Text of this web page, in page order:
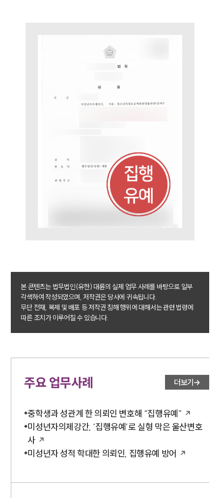
주요 업무사례
사례분석/최신동향
법률지식인
성범죄대응부 업무
전체
구성원 소개
성범죄전문변호사
법률 블로그
법률서식
뉴스레터/브로슈어
세미나
본 콘텐츠는 법무법인(유한) 대륜의 실제 업무 사례를 바탕으로 일부
각색하여 작성되었으며, 저작권은 당사에 귀속됩니다.
무단 전재, 복제 및 배포 등 저작권 침해 행위에 대해서는 관련 법령에
따른 조치가 이루어질 수 있습니다.
주요 업무사례 더보기
중학생과 성관계 한 의뢰인 변호해 “집행유예”
미성년자의제강간, ‘집행유예’로 실형 막은 울산변호
사
미성년자 성적 학대한 의뢰인, 집행유예 방어